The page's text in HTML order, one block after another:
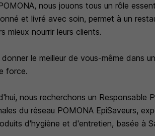
nous jouons tous un rôle
et livré avec soin, permet à un
mieux nourrir leurs clients.
donner le meilleur de vous-même dans
force.
nous recherchons un
du réseau POMONA EpiSaveurs,
d'hygiène et d'entretien, basée à